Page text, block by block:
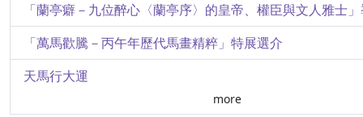
「蘭亭癖－九位醉心〈蘭亭序〉的皇帝、權臣與文人雅士
「萬馬歡騰－丙午年歷代馬畫精粹」特展選介
天馬行大運
more